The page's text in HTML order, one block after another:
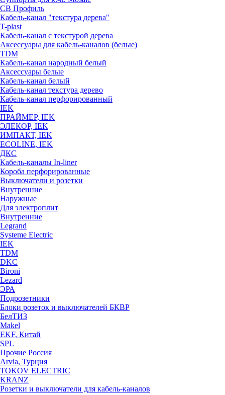
СВ Профиль
Кабель-канал "текстура дерева"
T-plast
Кабель-канал с текстурой дерева
Аксессуары для кабель-каналов (белые)
TDM
Кабель-канал народный белый
Аксессуары белые
Кабель-канал белый
Кабель-канал текстура дерево
Кабель-канал перфорированный
IEK
ПРАЙМЕР, IEK
ЭЛЕКОР, IEK
ИМПАКТ, IEK
ECOLINE, IEK
ДКС
Кабель-каналы In-liner
Короба перфорированные
Выключатели и розетки
Внутренние
Наружные
Для электроплит
Внутренние
Legrand
Systeme Electric
IEK
TDM
DKC
Bironi
Lezard
ЭРА
Подрозетники
Блоки розеток и выключателей БКВР
БелТИЗ
Makel
EKF, Китай
SPL
Прочие Россия
Arvia, Турция
TOKOV ELECTRIC
KRANZ
Розетки и выключатели для кабель-каналов